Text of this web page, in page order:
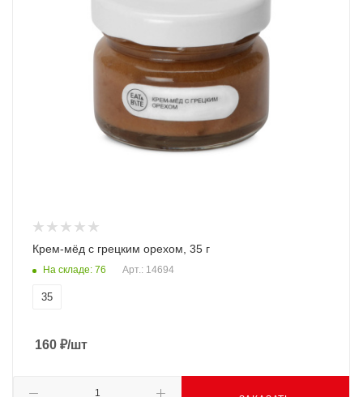
Крем-мёд с грецким орехом, 35 г
На складе: 76 Арт.: 14694
35
160 ₽/шт